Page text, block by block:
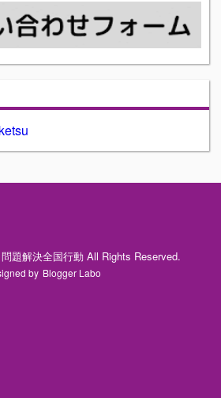
題解決全国行動 All Rights Reserved.
by Blogger Labo